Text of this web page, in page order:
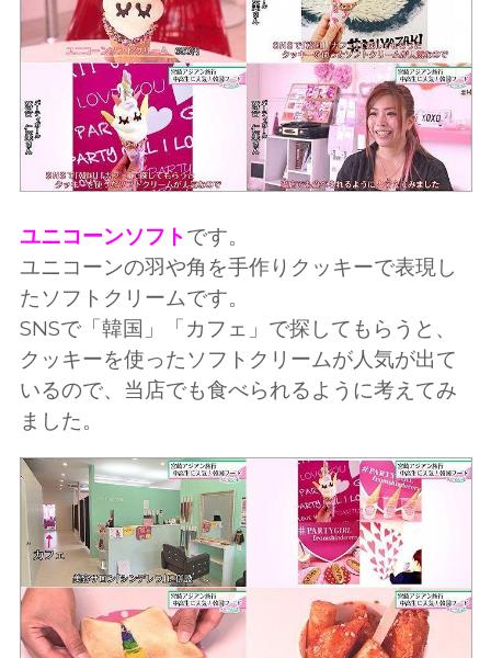
ユニコーンソフトです。
ユニコーンの羽や角を手作りクッキーで表現し
たソフトクリームです。
SNSで「韓国」「カフェ」で探してもらうと、
クッキーを使ったソフトクリームが人気が出て
いるので、当店でも食べられるように考えてみ
ました。